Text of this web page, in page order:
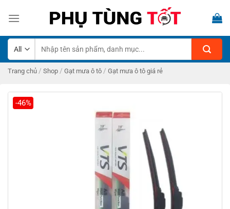
kiếm:
Trang chủ / Shop / Gạt mưa ô tô / Gạt mưa ô tô giá rẻ
-46%